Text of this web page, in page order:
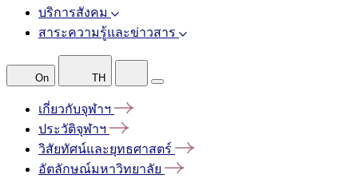
บริการสังคม
สาระความรู้และข่าวสาร
On TH
เกี่ยวกับจุฬาฯ
ประวัติจุฬาฯ
วิสัยทัศน์และยุทธศาสตร์
อัตลักษณ์มหาวิทยาลัย